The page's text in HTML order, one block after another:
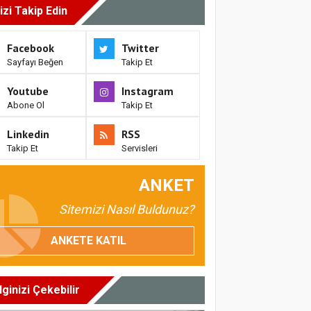
Takip Edin
Facebook
Sayfayı Beğen
Twitter
Takip Et
Youtube
Abone Ol
Instagram
Takip Et
Linkedin
Takip Et
RSS
Servisleri
ANKET
Sitemizi Nasıl Buldunuz?
ANKETE KATIL
Çekebilir